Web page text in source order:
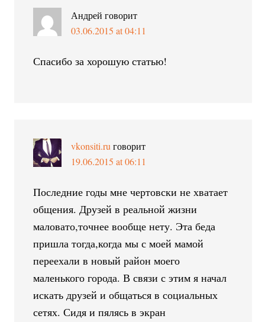
Андрей говорит
03.06.2015 at 04:11
Спасибо за хорошую статью!
vkonsiti.ru говорит
19.06.2015 at 06:11
Последние годы мне чертовски не хватает
общения. Друзей в реальной жизни
маловато,точнее вообще нету. Эта беда
пришла тогда,когда мы с моей мамой
переехали в новый район моего
маленького города. В связи с этим я начал
искать друзей и общаться в социальных
сетях. Сидя и пялясь в экран